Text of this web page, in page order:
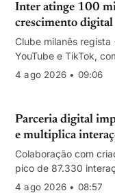
Inter atinge 100
crescimento
Clube milanês
YouTube e TikTok,
Unidos e Américas.
4 ago 2026 • 09:06
Parceria digital
e multiplica
Colaboração com
pico de 87.330
Instagram e TikTok
4 ago 2026 • 08:57